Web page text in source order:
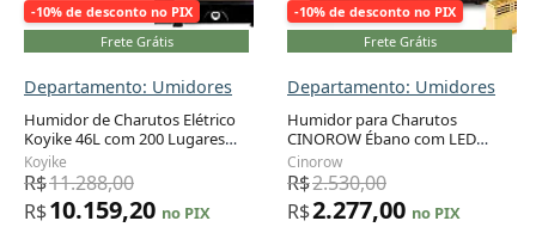
-10% de desconto no PIX
Frete Grátis
Departamento: Umidores
Humidor de Charutos Elétrico
Koyike 46L com 200 Lugares
Temperatura e Umidade
Controladas
Koyike
R$11.288,00
R$10.159,20 no PIX
-10% de desconto no PIX
Frete Grátis
Departamento: Umidores
Humidor para Charutos
CINOROW Ébano com LED
Ajustável 150 Charutos 3
Gavetas Cedro
Cinorow
R$2.530,00
R$2.277,00 no PIX
Adicionar ao carrinho Adicionar ao carrinho